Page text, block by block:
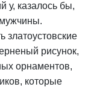
у, казалось бы,
златоустовские
рисунок,
орнаментов,
которые